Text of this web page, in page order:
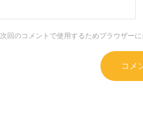
次回のコメントで使用するためブラウザー